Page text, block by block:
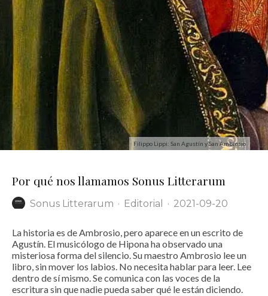
Filippo Lippi: San Agustín y San Ambrosio
Por qué nos llamamos Sonus Litterarum
Sonus Litterarum · Editorial · 2021-09-20
La historia es de Ambrosio, pero aparece en un escrito de
Agustín. El musicólogo de Hipona ha observado una
misteriosa forma del silencio. Su maestro Ambrosio lee un
libro, sin mover los labios. No necesita hablar para leer. Lee
dentro de sí mismo. Se comunica con las voces de la
escritura sin que nadie pueda saber qué le están diciendo.